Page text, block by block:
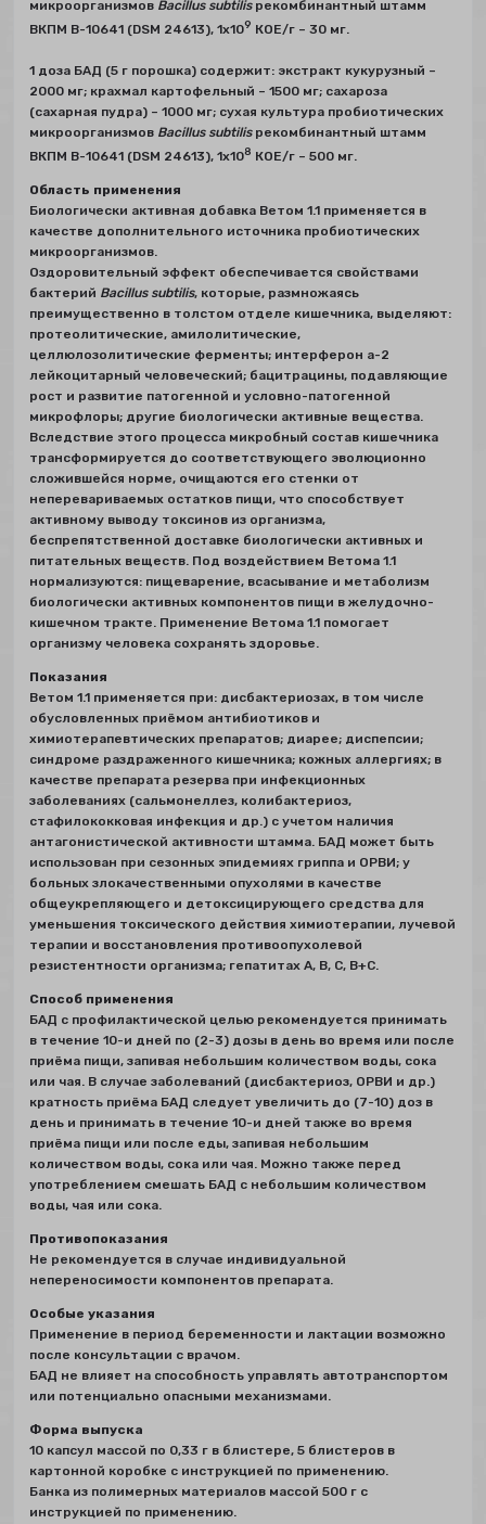
микроорганизмов Bacillus subtilisрекомбинантный штамм
ВКПМ В-10641 (DSM 24613), 1х109 КОЕ/г – 30 мг.
1 доза БАД (5 г порошка) содержит: экстракт кукурузный –
2000 мг; крахмал картофельный – 1500 мг; сахароза
(сахарная пудра) – 1000 мг; сухая культура пробиотических
микроорганизмов Bacillus subtilisрекомбинантный штамм
ВКПМ В-10641 (DSM 24613), 1х108 КОЕ/г – 500 мг.
Область применения
Биологически активная добавка Ветом 1.1 применяется в
качестве дополнительного источника пробиотических
микроорганизмов.
Оздоровительный эффект обеспечивается свойствами
бактерий Bacillus subtilis, которые, размножаясь
преимущественно в толстом отделе кишечника, выделяют:
протеолитические, амилолитические,
целлюлозолитические ферменты; интерферон a-2
лейкоцитарный человеческий; бацитрацины, подавляющие
рост и развитие патогенной и условно-патогенной
микрофлоры; другие биологически активные вещества.
Вследствие этого процесса микробный состав кишечника
трансформируется до соответствующего эволюционно
сложившейся норме, очищаются его стенки от
неперевариваемых остатков пищи, что способствует
активному выводу токсинов из организма,
беспрепятственной доставке биологически активных и
питательных веществ. Под воздействием Ветома 1.1
нормализуются: пищеварение, всасывание и метаболизм
биологически активных компонентов пищи в желудочно-
кишечном тракте. Применение Ветома 1.1 помогает
организму человека сохранять здоровье.
Показания
Ветом 1.1 применяется при: дисбактериозах, в том числе
обусловленных приёмом антибиотиков и
химиотерапевтических препаратов; диарее; диспепсии;
синдроме раздраженного кишечника; кожных аллергиях; в
качестве препарата резерва при инфекционных
заболеваниях (сальмонеллез, колибактериоз,
стафилококковая инфекция и др.) с учетом наличия
антагонистической активности штамма. БАД может быть
использован при сезонных эпидемиях гриппа и ОРВИ; у
больных злокачественными опухолями в качестве
общеукрепляющего и детоксицирующего средства для
уменьшения токсического действия химиотерапии, лучевой
терапии и восстановления противоопухолевой
резистентности организма; гепатитах A, B, C, B+C.
Способ применения
БАД с профилактической целью рекомендуется принимать
в течение 10-и дней по (2-3) дозы в день во время или после
приёма пищи, запивая небольшим количеством воды, сока
или чая. В случае заболеваний (дисбактериоз, ОРВИ и др.)
кратность приёма БАД следует увеличить до (7-10) доз в
день и принимать в течение 10-и дней также во время
приёма пищи или после еды, запивая небольшим
количеством воды, сока или чая. Можно также перед
употреблением смешать БАД с небольшим количеством
воды, чая или сока.
Противопоказания
Не рекомендуется в случае индивидуальной
непереносимости компонентов препарата.
Особые указания
Применение в период беременности и лактации возможно
после консультации с врачом.
БАД не влияет на способность управлять автотранспортом
или потенциально опасными механизмами.
Форма выпуска
10 капсул массой по 0,33 г в блистере, 5 блистеров в
картонной коробке с инструкцией по применению.
Банка из полимерных материалов массой 500 г с
инструкцией по применению.